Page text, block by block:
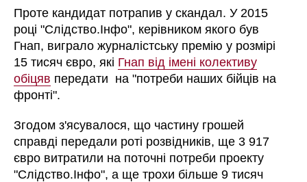
Проте кандидат потрапив у скандал. У 2015
році "Слідство.Інфо", керівником якого був
Гнап, виграло журналістську премію у розмірі
15 тисяч євро, які Гнап від імені колективу
обіцяв передати на "потреби наших бійців на
фронті".
Згодом з'ясувалося, що частину грошей
справді передали роті розвідників, ще 3 917
євро витратили на поточні потреби проекту
"Слідство.Інфо", а ще трохи більше 9 тисяч